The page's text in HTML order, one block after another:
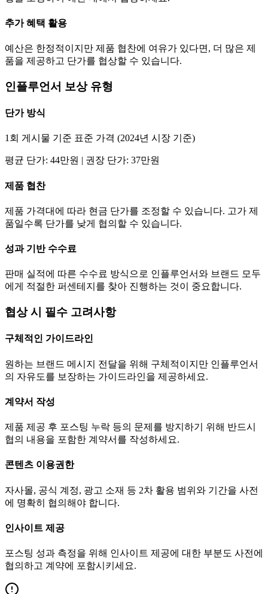
추가 혜택 활용
예산은 한정적이지만 제품 협찬에 여유가 있다면, 더 많은 제
품을 제공하고 단가를 협상할 수 있습니다.
인플루언서 보상 유형
단가방식
1회 게시물 기준 표준 가격 (2024년 시장 기준)
평균 단가: 44만원 | 권장 단가: 37만원
제품 협찬
제품 가격대에 따라 현금 단가를 조정할 수 있습니다. 고가 제
품일수록 단가를 낮게 협의할 수 있습니다.
성과 기반 수수료
판매 실적에 따른 수수료 방식으로 인플루언서와 브랜드 모두
에게 적절한 퍼센테지를 찾아 진행하는 것이 중요합니다.
협상 시 필수 고려사항
구체적인 가이드라인
원하는 브랜드 메시지 전달을 위해 구체적이지만 인플루언서
의 자유도를 보장하는 가이드라인을 제공하세요.
계약서 작성
제품 제공 후 포스팅 누락 등의 문제를 방지하기 위해 반드시
협의 내용을 포함한 계약서를 작성하세요.
콘텐츠 이용권한
자사몰, 공식 계정, 광고 소재 등 2차 활용 범위와 기간을 사전
에 명확히 협의해야 합니다.
인사이트 제공
포스팅 성과 측정을 위해 인사이트 제공에 대한 부분도 사전에
협의하고 계약에 포함시키세요.